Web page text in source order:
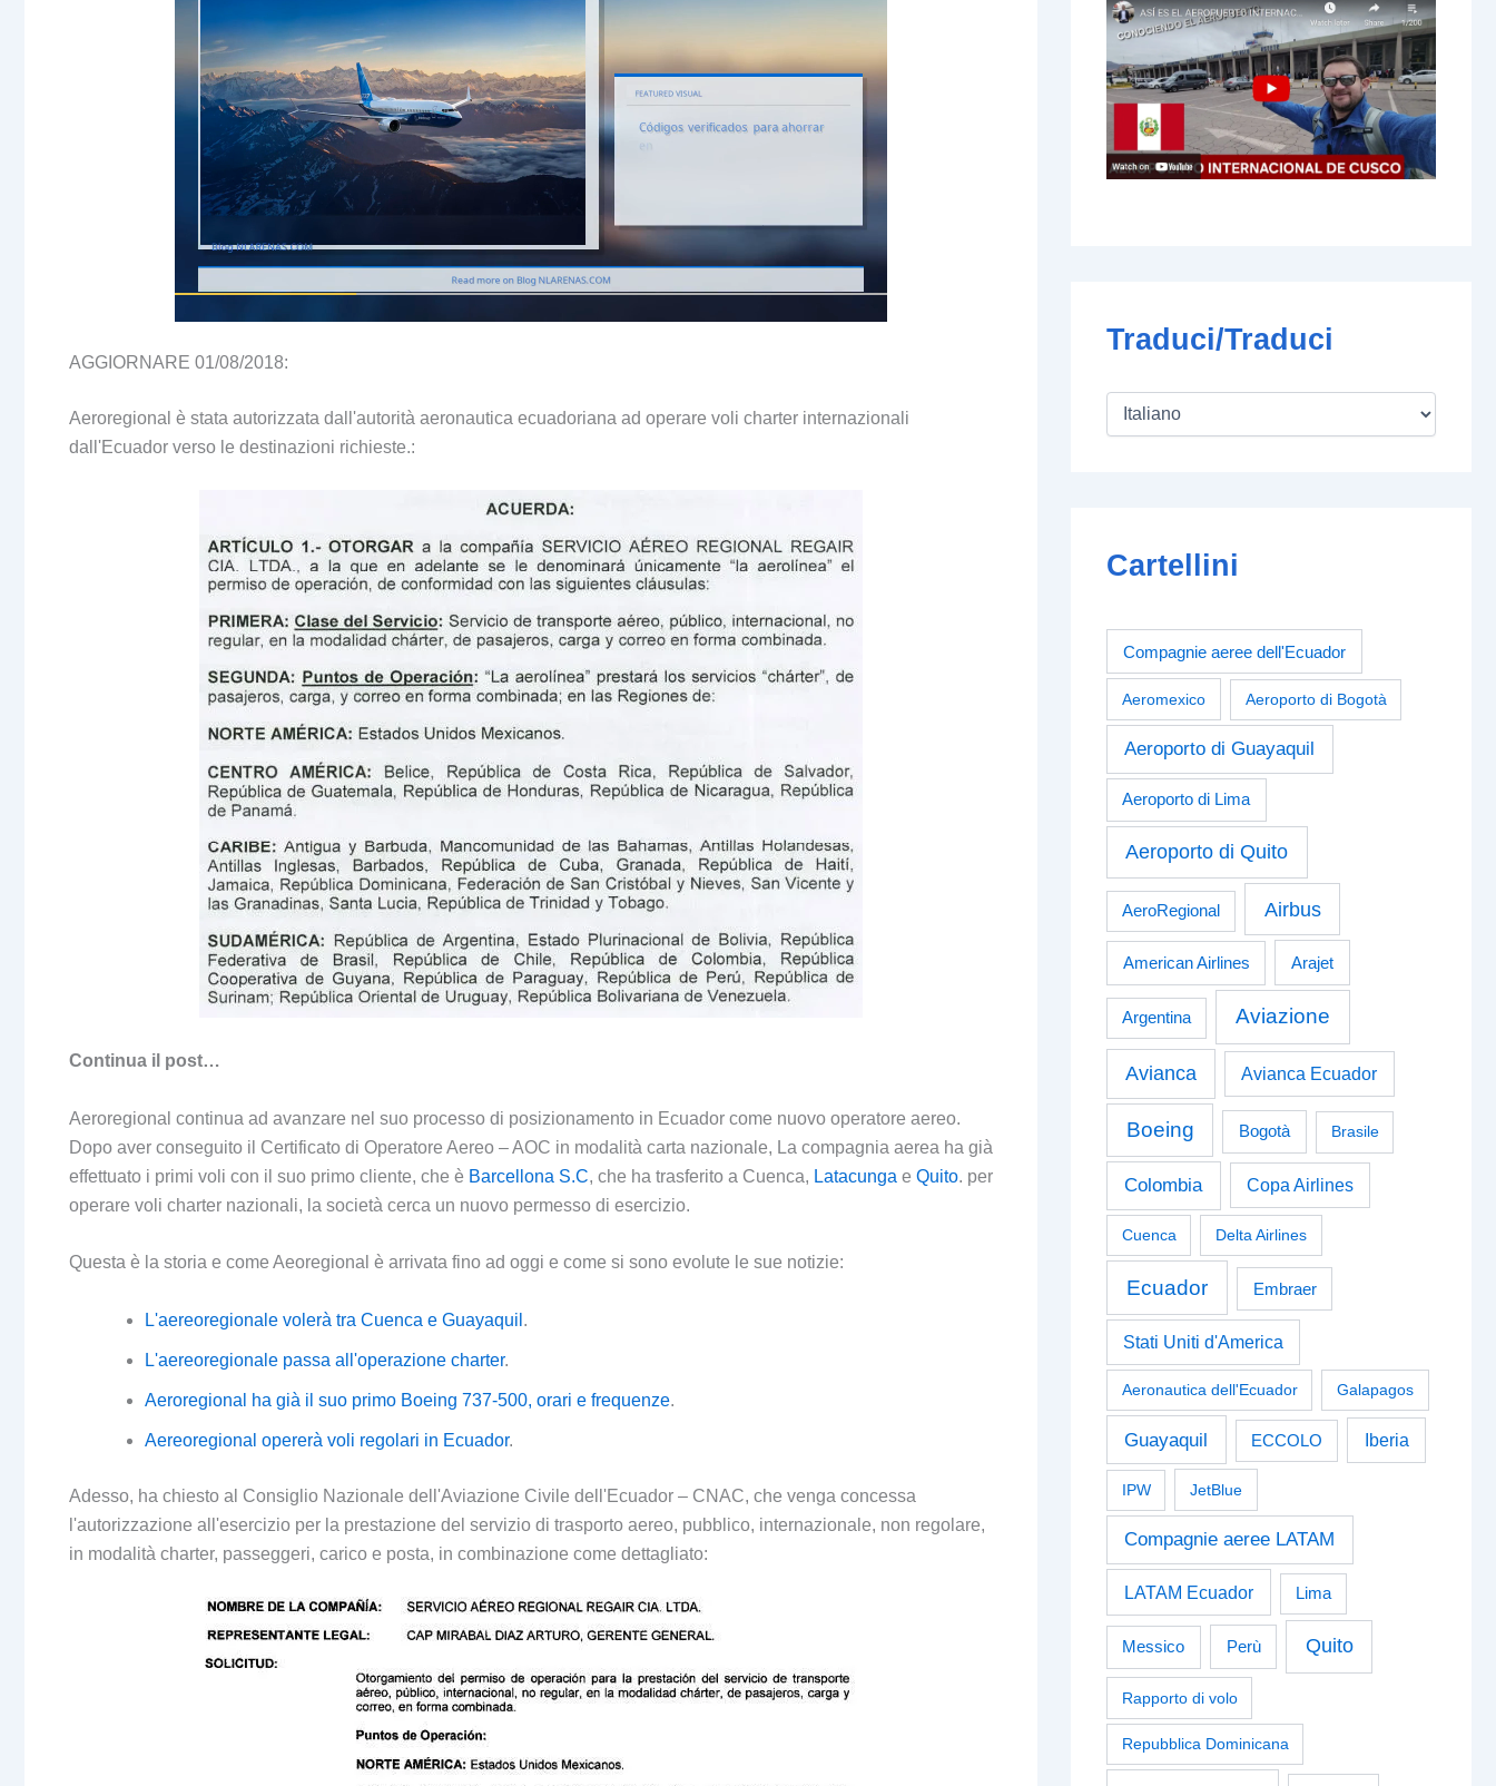
AGGIORNARE 01/08/2018:
Aeroregional è stata autorizzata dall'autorità aeronautica ecuadoriana ad operare voli charter internazionali
dall'Ecuador verso le destinazioni richieste.:
Continua il post…
Aeroregional continua ad avanzare nel suo processo di posizionamento in Ecuador come nuovo operatore aereo.
Dopo aver conseguito il Certificato di Operatore Aereo – AOC in modalità carta nazionale, La compagnia aerea ha già
effettuato i primi voli con il suo primo cliente, che è Barcellona S.C, che ha trasferito a Cuenca, Latacunga e Quito. per
operare voli charter nazionali, la società cerca un nuovo permesso di esercizio.
Questa è la storia e come Aeoregional è arrivata fino ad oggi e come si sono evolute le sue notizie:
L'aereoregionale volerà tra Cuenca e Guayaquil .
L'aereoregionale passa all'operazione charter.
Aeroregional ha già il suo primo Boeing 737-500, orari e frequenze.
Aereoregional opererà voli regolari in Ecuador.
Adesso, ha chiesto al Consiglio Nazionale dell'Aviazione Civile dell'Ecuador – CNAC, che venga concessa
l'autorizzazione all'esercizio per la prestazione del servizio di trasporto aereo, pubblico, internazionale, non regolare,
in modalità charter, passeggeri, carico e posta, in combinazione come dettagliato:
Traduci/Traduci
Cartellini
Compagnie aeree dell'Ecuador
Aeromexico Aeroporto di Bogotà
Aeroporto di Guayaquil
Aeroporto di Lima
Aeroporto di Quito
AeroRegional Airbus
American Airlines Arajet
Argentina Aviazione
Avianca Avianca Ecuador
Boeing Bogotà Brasile
Colombia Copa Airlines
Cuenca Delta Airlines
Ecuador Embraer
Stati Uniti d'America
Aeronautica dell'Ecuador Galapagos
Guayaquil ECCOLO Iberia
IPW JetBlue
Compagnie aeree LATAM
LATAM Ecuador Lima
Messico Perù Quito
Rapporto di volo
Repubblica Dominicana